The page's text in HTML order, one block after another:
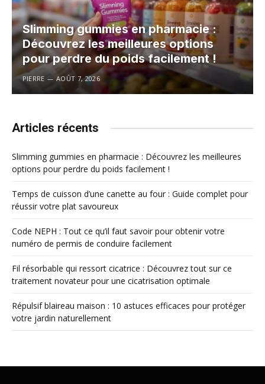
Slimming gummies en pharmacie :
Découvrez les meilleures options
pour perdre du poids facilement !
PIERRE AOÛT 7, 2026
Articles récents
Slimming gummies en pharmacie : Découvrez les meilleures
options pour perdre du poids facilement !
Temps de cuisson d’une canette au four : Guide complet pour
réussir votre plat savoureux
Code NEPH : Tout ce qu’il faut savoir pour obtenir votre
numéro de permis de conduire facilement
Fil résorbable qui ressort cicatrice : Découvrez tout sur ce
traitement novateur pour une cicatrisation optimale
Répulsif blaireau maison : 10 astuces efficaces pour protéger
votre jardin naturellement